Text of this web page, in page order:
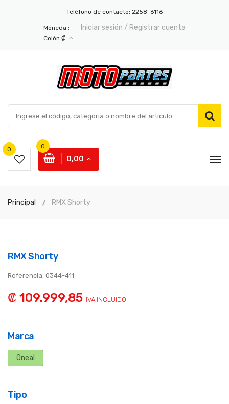
Teléfono de contacto: 2258-6116
Iniciar sesión / Registrar cuenta
Moneda :
Colón ₡
0
0,00
0
Principal RMX Shorty
RMX Shorty
Referencia: 0344-411
₡ 109.999,85 IVA INCLUIDO
Marca
Oneal
Tipo